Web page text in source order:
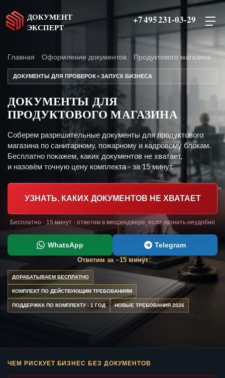
ДОКУМЕНТ
ЭКСПЕРТ
+7 495 231-03-29
Главная Оформление документов Продуктового магазина
ДОКУМЕНТЫ ДЛЯ ПРОВЕРОК • ЗАПУСК БИЗНЕСА
ДОКУМЕНТЫ ДЛЯ
ПРОДУКТОВОГО МАГАЗИНА
Соберем разрешительные документы для продуктового
магазина по санитарному, пожарному и кадровому блокам.
Бесплатно покажем, каких документов не хватает,
и назовём точную цену комплекта - за 15 минут.
УЗНАТЬ, КАКИХ ДОКУМЕНТОВ НЕ ХВАТАЕТ
Бесплатно · 15 минут · ответим в мессенджере, если звонить неудобно
WhatsApp Telegram
Ответим за ~15 минут
ДОРАБАТЫВАЕМ БЕСПЛАТНО
КОМПЛЕКТ ПО ДЕЙСТВУЮЩИМ ТРЕБОВАНИЯМ
ПОДДЕРЖКА ПО КОМПЛЕКТУ - 1 ГОД НОВЫЕ ТРЕБОВАНИЯ 2026
ЧЕМ РИСКУЕТ БИЗНЕС БЕЗ ДОКУМЕНТОВ